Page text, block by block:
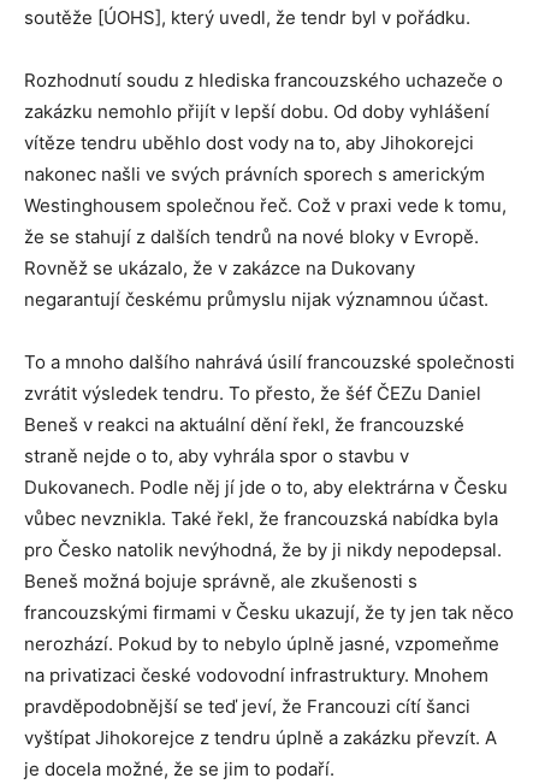
soutěže [ÚOHS], který uvedl, že tendr byl v pořádku.
Rozhodnutí soudu z hlediska francouzského uchazeče o
zakázku nemohlo přijít v lepší dobu. Od doby vyhlášení
vítěze tendru uběhlo dost vody na to, aby Jihokorejci
nakonec našli ve svých právních sporech s americkým
Westinghousem společnou řeč. Což v praxi vede k tomu,
že se stahují z dalších tendrů na nové bloky v Evropě.
Rovněž se ukázalo, že v zakázce na Dukovany
negarantují českému průmyslu nijak významnou účast.
To a mnoho dalšího nahrává úsilí francouzské společnosti
zvrátit výsledek tendru. To přesto, že šéf ČEZu Daniel
Beneš v reakci na aktuální dění řekl, že francouzské
straně nejde o to, aby vyhrála spor o stavbu v
Dukovanech. Podle něj jí jde o to, aby elektrárna v Česku
vůbec nevznikla. Také řekl, že francouzská nabídka byla
pro Česko natolik nevýhodná, že by ji nikdy nepodepsal.
Beneš možná bojuje správně, ale zkušenosti s
francouzskými firmami v Česku ukazují, že ty jen tak něco
nerozhází. Pokud by to nebylo úplně jasné, vzpomeňme
na privatizaci české vodovodní infrastruktury. Mnohem
pravděpodobnější se teď jeví, že Francouzi cítí šanci
vyštípat Jihokorejce z tendru úplně a zakázku převzít. A
je docela možné, že se jim to podaří.